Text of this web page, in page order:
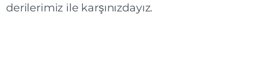
derilerimiz ile karşınızdayız.